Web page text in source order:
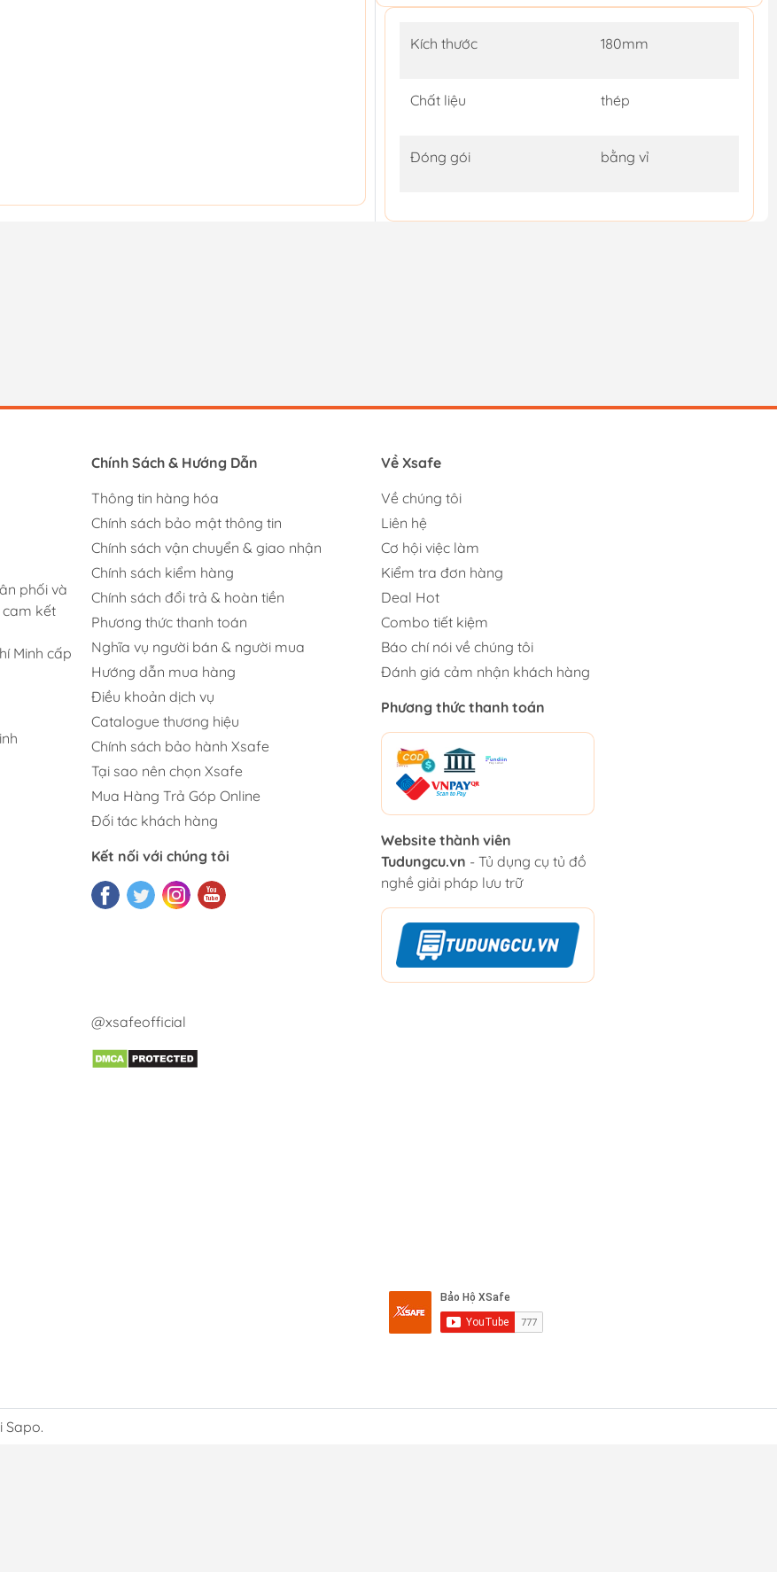
Kích thước 180mm
Chất liệu thép
Đóng gói bằng vỉ
phối và
cam kết
Minh cấp
Chính Sách & Hướng Dẫn
Thông tin hàng hóa
Chính sách bảo mật thông tin
Chính sách vận chuyển & giao nhận
Chính sách kiểm hàng
Chính sách đổi trả & hoàn tiền
Phương thức thanh toán
Nghĩa vụ người bán & người mua
Hướng dẫn mua hàng
Điều khoản dịch vụ
Catalogue thương hiệu
Chính sách bảo hành Xsafe
Tại sao nên chọn Xsafe
Mua Hàng Trả Góp Online
Đối tác khách hàng
Kết nối với chúng tôi
Về Xsafe
Về chúng tôi
Liên hệ
Cơ hội việc làm
Kiểm tra đơn hàng
Deal Hot
Combo tiết kiệm
Báo chí nói về chúng tôi
Đánh giá cảm nhận khách hàng
Phương thức thanh toán
Website thành viên
Tudungcu.vn - Tủ dụng cụ tủ đồ
nghề giải pháp lưu trữ
@xsafeofficial
Sapo.